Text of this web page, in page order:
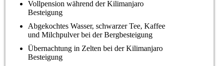
Vollpension während der Kilimanjaro
Besteigung
Abgekochtes Wasser, schwarzer Tee, Kaffee
und Milchpulver bei der Bergbesteigung
Übernachtung in Zelten bei der Kilimanjaro
Besteigung